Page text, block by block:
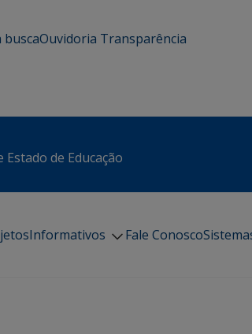
buscaOuvidoria Transparência
Estado de Educação
Informativos Fale Conosco